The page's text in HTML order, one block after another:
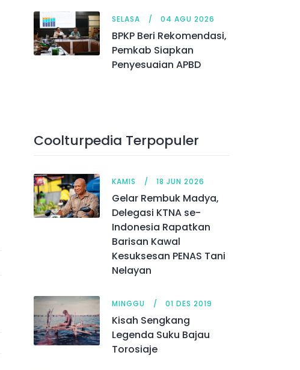
SELASA 04 AGU 2026
BPKP Beri Rekomendasi,
Pemkab Siapkan
Penyesuaian APBD
Coolturpedia Terpopuler
KAMIS 18 JUN 2026
Gelar Rembuk Madya,
Delegasi KTNA se-
Indonesia Rapatkan
Barisan Kawal
Kesuksesan PENAS Tani
Nelayan
MINGGU 01 DES 2019
Kisah Sengkang
Legenda Suku Bajau
Torosiaje